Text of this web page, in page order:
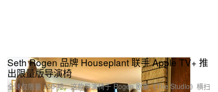
Seth Rogen 品牌 Houseplant 联手 Apple TV+ 推
出限量版导演椅
全球仅限量 150 把，这款导演椅于 Rogen 剧集《The Studio》横扫